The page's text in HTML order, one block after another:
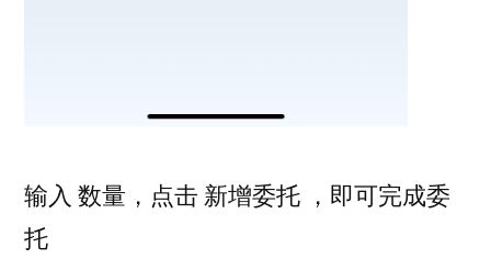
输入 数量，点击 新增委托 ，即可完成委
托